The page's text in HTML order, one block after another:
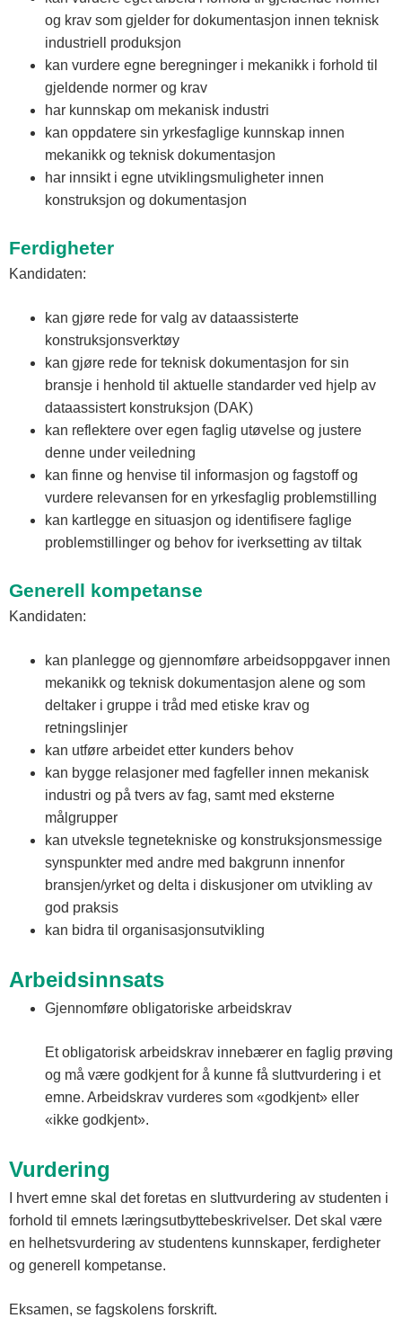
og krav som gjelder for dokumentasjon innen teknisk
industriell produksjon
kan vurdere egne beregninger i mekanikk i forhold til
gjeldende normer og krav
har kunnskap om mekanisk industri
kan oppdatere sin yrkesfaglige kunnskap innen
mekanikk og teknisk dokumentasjon
har innsikt i egne utviklingsmuligheter innen
konstruksjon og dokumentasjon
Ferdigheter
Kandidaten:
kan gjøre rede for valg av dataassisterte
konstruksjonsverktøy
kan gjøre rede for teknisk dokumentasjon for sin
bransje i henhold til aktuelle standarder ved hjelp av
dataassistert konstruksjon (DAK)
kan reflektere over egen faglig utøvelse og justere
denne under veiledning
kan finne og henvise til informasjon og fagstoff og
vurdere relevansen for en yrkesfaglig problemstilling
kan kartlegge en situasjon og identifisere faglige
problemstillinger og behov for iverksetting av tiltak
Generell kompetanse
Kandidaten:
kan planlegge og gjennomføre arbeidsoppgaver innen
mekanikk og teknisk dokumentasjon alene og som
deltaker i gruppe i tråd med etiske krav og
retningslinjer
kan utføre arbeidet etter kunders behov
kan bygge relasjoner med fagfeller innen mekanisk
industri og på tvers av fag, samt med eksterne
målgrupper
kan utveksle tegnetekniske og konstruksjonsmessige
synspunkter med andre med bakgrunn innenfor
bransjen/yrket og delta i diskusjoner om utvikling av
god praksis
kan bidra til organisasjonsutvikling
Arbeidsinnsats
Gjennomføre obligatoriske arbeidskrav
Et obligatorisk arbeidskrav innebærer en faglig prøving
og må være godkjent for å kunne få sluttvurdering i et
emne. Arbeidskrav vurderes som «godkjent» eller
«ikke godkjent».
Vurdering
I hvert emne skal det foretas en sluttvurdering av studenten i
forhold til emnets læringsutbyttebeskrivelser. Det skal være
en helhetsvurdering av studentens kunnskaper, ferdigheter
og generell kompetanse.
Eksamen, se fagskolens forskrift.